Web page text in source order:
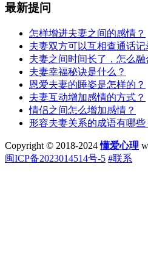
最新提问
怎样增进夫妻之间的感情？
夫妻双方可以互相查通话记
夫妻之间时间长了，怎么融
夫妻幸福秘诀是什么？
恩爱夫妻的睡姿是怎样的？
夫妻互动增加感情的方式？
情侣之间怎么增加感情？
形容夫妻关系的成语有哪些
Copyright © 2018-2024懂爱心理
闽ICP备2023014514号-5 #联系